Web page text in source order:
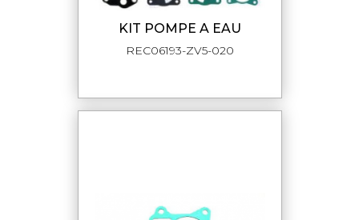
KIT POMPE A EAU
REC06193-ZV5-020